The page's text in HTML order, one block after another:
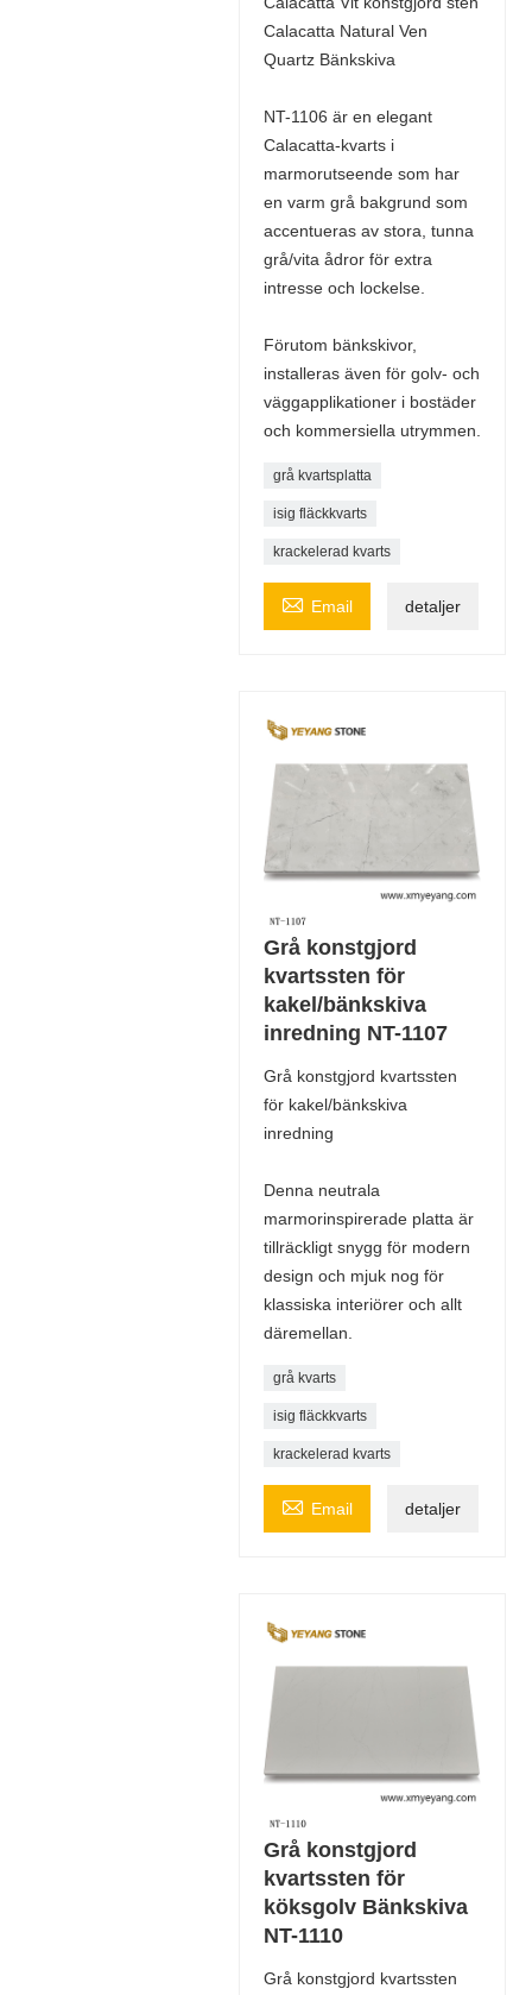
Calacatta Natural Ven
Quartz Bänkskiva
NT-1106 är en elegant
Calacatta-kvarts i
marmorutseende som har
en varm grå bakgrund som
accentueras av stora, tunna
grå/vita ådror för extra
intresse och lockelse.
Förutom bänkskivor,
installeras även för golv- och
väggapplikationer i bostäder
och kommersiella utrymmen.
grå kvartsplatta
isig fläckkvarts
krackelerad kvarts
 Email detaljer
Grå konstgjord
kvartssten för
kakel/bänkskiva
inredning NT-1107
Grå konstgjord kvartssten
för kakel/bänkskiva
inredning
Denna neutrala
marmorinspirerade platta är
tillräckligt snygg för modern
design och mjuk nog för
klassiska interiörer och allt
däremellan.
grå kvarts
isig fläckkvarts
krackelerad kvarts
 Email detaljer
Grå konstgjord
kvartssten för
köksgolv Bänkskiva
NT-1110
Grå konstgjord kvartssten